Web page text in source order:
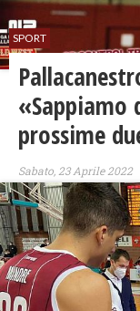
SPORT
«Sappiamo
prossime
Sabato, 23 Aprile 2022